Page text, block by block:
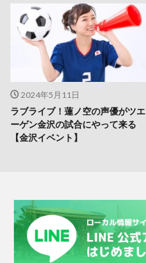
2024年5月11日
ラブライブ！蓮ノ空の声優がツエ
ーゲン金沢の試合にやって来る
【金沢イベント】